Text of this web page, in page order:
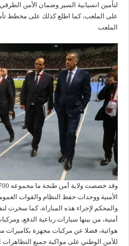
لتأمين انسيابية السير وضمان الأمن
على الملعب، كما اطلع كذلك على مخطط
الملعب
الأمنية ووحدات حفظ النظام والقوات
أمنية، من بينها سيارات رباعية الدفع،
هوائية، فضلا عن مركبات مجهزة بكاميرات
للأمن الوطني على مواكبة جميع التظاهرات